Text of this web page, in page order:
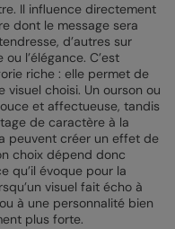
Il influence directement
dont le message sera
d’autres sur
l’élégance. C’est
riche : elle permet de
choisi. Un ourson ou
et affectueuse, tandis
de caractère à la
peuvent créer un effet de
choix dépend donc
qu’il évoque pour la
visuel fait écho à
à une personnalité bien
plus forte.